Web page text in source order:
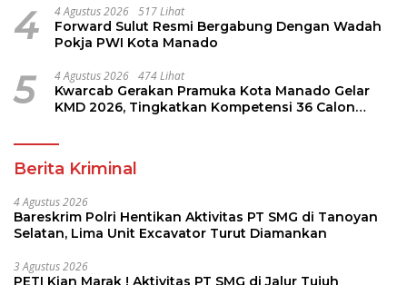
4 4 Agustus 2026 517 Lihat
Forward Sulut Resmi Bergabung Dengan Wadah
Pokja PWI Kota Manado
5 4 Agustus 2026 474 Lihat
Kwarcab Gerakan Pramuka Kota Manado Gelar
KMD 2026, Tingkatkan Kompetensi 36 Calon
Berita Kriminal
4 Agustus 2026
Bareskrim Polri Hentikan Aktivitas PT SMG di Tanoyan
Selatan, Lima Unit Excavator Turut Diamankan
3 Agustus 2026
PETI Kian Marak ! Aktivitas PT SMG di Jalur Tujuh